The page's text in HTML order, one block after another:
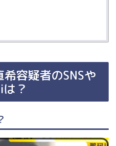
希容疑者のSNSや
？